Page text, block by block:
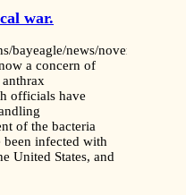
war.
bayeagle/news/november/
a concern of
officials have
of the bacteria
been infected with
United States, and